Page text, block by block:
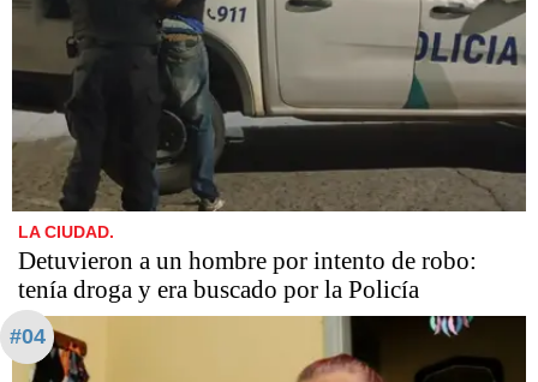
LA CIUDAD.
Detuvieron a un hombre por intento de robo:
tenía droga y era buscado por la Policía
#04